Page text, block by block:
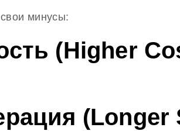
минусы:
(Higher
(Longer